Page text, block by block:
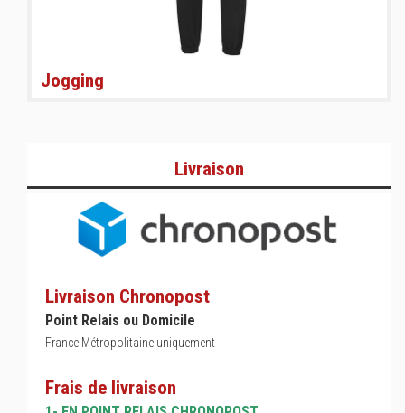
Jogging
Livraison
Livraison Chronopost
Point Relais ou Domicile
France Métropolitaine uniquement
Frais de livraison